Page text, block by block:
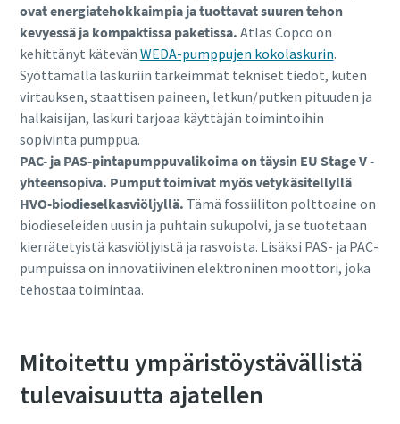
ovat energiatehokkaimpia ja tuottavat suuren tehon
kevyessä ja kompaktissa paketissa. Atlas Copco on
kehittänyt kätevän WEDA-pumppujen kokolaskurin.
Syöttämällä laskuriin tärkeimmät tekniset tiedot, kuten
virtauksen, staattisen paineen, letkun/putken pituuden ja
halkaisijan, laskuri tarjoaa käyttäjän toimintoihin
sopivinta pumppua.
PAC- ja PAS-pintapumppuvalikoima on täysin EU Stage V -
yhteensopiva. Pumput toimivat myös vetykäsitellyllä
HVO-biodieselkasviöljyllä. Tämä fossiiliton polttoaine on
biodieseleiden uusin ja puhtain sukupolvi, ja se tuotetaan
kierrätetyistä kasviöljyistä ja rasvoista. Lisäksi PAS- ja PAC-
pumpuissa on innovatiivinen elektroninen moottori, joka
tehostaa toimintaa.
Mitoitettu ympäristöystävällistä
tulevaisuutta ajatellen